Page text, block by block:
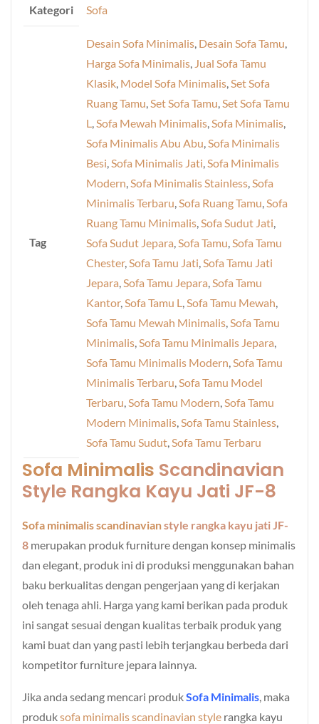
Kategori Sofa
Tag
Desain Sofa Minimalis Desain Sofa Tamu
Harga Sofa Minimalis Jual Sofa Tamu
Klasik Model Sofa Minimalis Set Sofa
Ruang Tamu Set Sofa Tamu Set Sofa Tamu
L
Sofa Mewah Minimalis Sofa Minimalis
Sofa Minimalis Abu Abu Sofa Minimalis
Besi Sofa Minimalis Jati Sofa Minimalis
Modern Sofa Minimalis Stainless Sofa
Minimalis Terbaru Sofa Ruang Tamu Sofa
Ruang Tamu Minimalis Sofa Sudut Jati
Sofa Sudut Jepara Sofa Tamu Sofa Tamu
Chester, Sofa Tamu Jati Sofa Tamu Jati
Jepara Sofa Tamu Jepara Sofa Tamu
Kantor, Sofa Tamu L Sofa Tamu Mewah
Sofa Tamu Mewah Minimalis Sofa Tamu
Minimalis Sofa Tamu Minimalis Jepara
Sofa Tamu Minimalis Modern Sofa Tamu
Minimalis Terbaru Sofa Tamu Model
Terbaru Sofa Tamu Modern Sofa Tamu
Modern Minimalis Sofa Tamu Stainless
Sofa Tamu Sudut Sofa Tamu Terbaru
Sofa Minimalis Scandinavian
Style Rangka Kayu Jati JF-8
Sofa minimalis scandinavianstyle rangka kayu jati JF-
8 merupakan produk furniture dengan konsep minimalis
dan elegant, produk ini di produksi menggunakan bahan
baku berkualitas dengan pengerjaan yang di kerjakan
oleh tenaga ahli. Harga yang kami berikan pada produk
ini sangat sesuai dengan kualitas terbaik produk yang
kami buat dan yang pasti lebih terjangkau berbeda dari
kompetitor furniture jepara lainnya.
Jika anda sedang mencari produkSofa Minimalis , maka
produksofa minimalis scandinavian style rangka kayu